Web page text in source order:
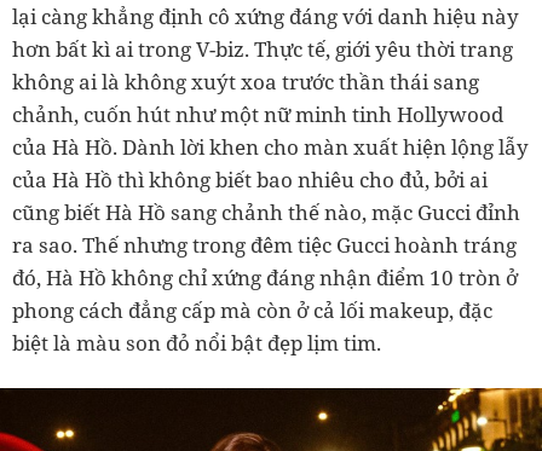
lại càng khẳng định cô xứng đáng với danh hiệu này
hơn bất kì ai trong V-biz. Thực tế, giới yêu thời trang
không ai là không xuýt xoa trước thần thái sang
chảnh, cuốn hút như một nữ minh tinh Hollywood
của Hà Hồ. Dành lời khen cho màn xuất hiện lộng lẫy
của Hà Hồ thì không biết bao nhiêu cho đủ, bởi ai
cũng biết Hà Hồ sang chảnh thế nào, mặc Gucci đỉnh
ra sao. Thế nhưng trong đêm tiệc Gucci hoành tráng
đó, Hà Hồ không chỉ xứng đáng nhận điểm 10 tròn ở
phong cách đẳng cấp mà còn ở cả lối makeup, đặc
biệt là màu son đỏ nổi bật đẹp lịm tim.